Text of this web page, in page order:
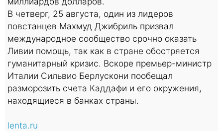
В четверг, 25 августа, один из лидеров
повстанцев Махмуд Джибриль призвал
международное сообщество срочно оказать
Ливии помощь, так как в стране обостряется
гуманитарный кризис. Вскоре премьер-министр
Италии Сильвио Берлускони пообещал
разморозить счета Каддафи и его окружения,
находящиеся в банках страны.
lenta.ru